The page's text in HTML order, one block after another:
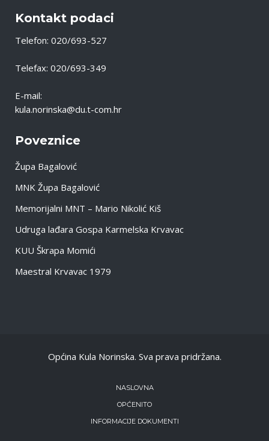
Kontakt podaci
Telefon: 020/693-527
Telefax: 020/693-349
E-mail:
kula.norinska@du.t-com.hr
Poveznice
Župa Bagalović
MNK Župa Bagalović
Memorijalni MNT – Mario Nikolić Kiš
Udruga lađara Gospa Karmelska Krvavac
KUU Škrapa Momići
Maestral Krvavac 1979
Općina Kula Norinska. Sva prava pridržana.
NASLOVNA
OPĆENITO
INFORMACIJE DOKUMENTI